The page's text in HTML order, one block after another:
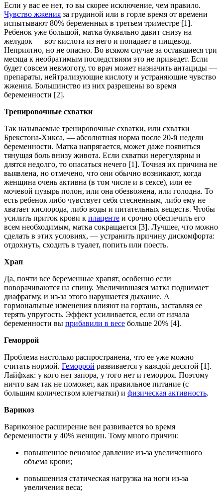
Если у вас ее нет, то вы скорее исключение, чем правило.
Чувство жжения за грудиной или в горле время от времени
испытывают 80% беременных в третьем триместре [1].
Ребенок уже большой, матка буквально давит снизу на
желудок — вот кислота из него и попадает в пищевод.
Неприятно, но не опасно. Во всяком случае за оставшиеся три
месяца к необратимым последствиям это не приведет. Если
будет совсем невмоготу, то врач может назначить антациды —
препараты, нейтрализующие кислоту и устраняющие чувство
жжения. Большинство из них разрешены во время
беременности [2].
Тренировочные схватки
Так называемые тренировочные схватки, или схватки
Брекстона-Хикса, — абсолютная норма после 20-й недели
беременности. Матка напрягается, может даже появиться
тянущая боль внизу живота. Если схватки нерегулярны и
длятся недолго, то опасаться нечего [1]. Точная их причина не
выявлена, но отмечено, что они обычно возникают, когда
женщина очень активна (в том числе и в сексе), или ее
мочевой пузырь полон, или она обезвожена, или голодна. То
есть ребенок либо чувствует себя стесненным, либо ему не
хватает кислорода, либо воды и питательных веществ. Чтобы
усилить приток крови к плаценте и срочно обеспечить его
всем необходимым, матка сокращается [3]. Лучшее, что можно
сделать в этих условиях, — устранить причину дискомфорта:
отдохнуть, сходить в туалет, попить или поесть.
Храп
Да, почти все беременные храпят, особенно если
поворачиваются на спину. Увеличившаяся матка поднимает
диафрагму, и из-за этого нарушается дыхание. А
гормональные изменения влияют на гортань, заставляя ее
терять упругость. Эффект усиливается, если от начала
беременности вы прибавили в весе больше 20% [4].
Геморрой
Проблема настолько распространена, что ее уже можно
считать нормой. Геморрой развивается у каждой десятой [1].
Лайфхак: у кого нет запора, у того нет и геморроя. Поэтому
ничто вам так не поможет, как правильное питание (с
большим количеством клетчатки) и физическая активность.
Варикоз
Варикозное расширение вен развивается во время
беременности у 40% женщин. Тому много причин:
повышенное венозное давление из-за увеличенного
объема крови;
повышенная статическая нагрузка на ноги из-за
увеличения веса;